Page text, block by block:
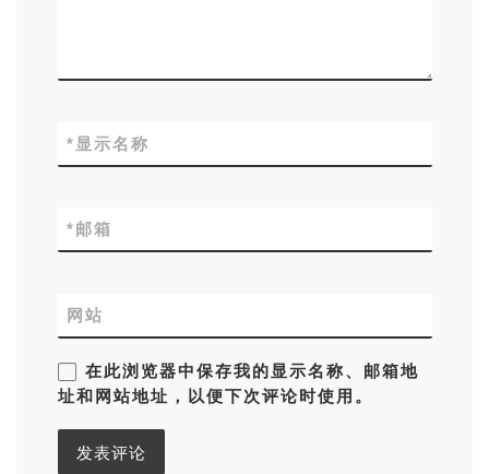
显示名称
*
邮箱
*
网站
在此浏览器中保存我的显示名称、邮箱地
址和网站地址，以便下次评论时使用。